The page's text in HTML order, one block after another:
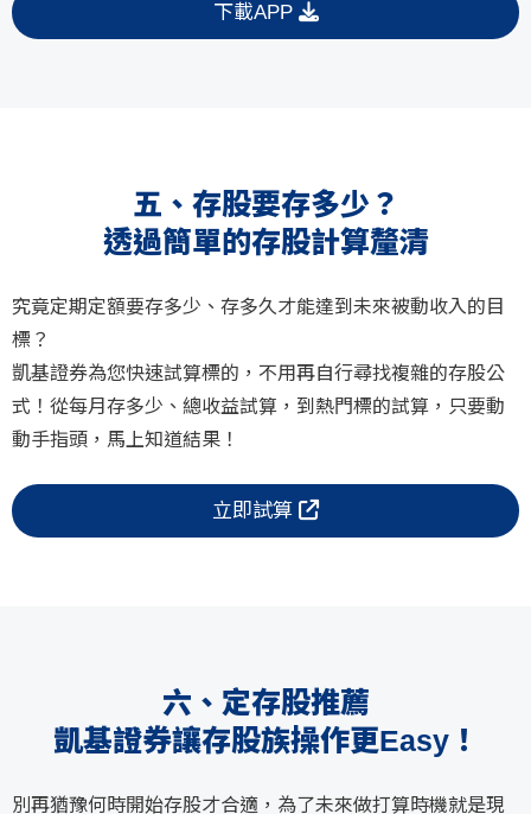
下載APP
五、存股要存多少？
透過簡單的存股計算釐清
究竟定期定額要存多少、存多久才能達到未來被動收入的目
標？
凱基證券為您快速試算標的，不用再自行尋找複雜的存股公
式！從每月存多少、總收益試算，到熱門標的試算，只要動
動手指頭，馬上知道結果！
立即試算
六、定存股推薦
凱基證券讓存股族操作更Easy！
別再猶豫何時開始存股才合適，為了未來做打算時機就是現